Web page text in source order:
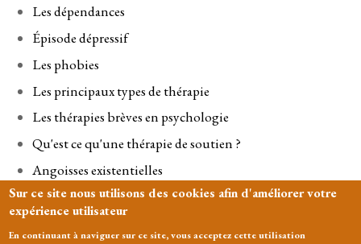
Les dépendances
Épisode dépressif
Les phobies
Les principaux types de thérapie
Les thérapies brèves en psychologie
Qu'est ce qu'une thérapie de soutien ?
Angoisses existentielles
Séparation
Sur ce site nous utilisons des cookies afin d'améliorer votre
expérience utilisateur
En continuant à naviguer sur ce site, vous acceptez cette utilisation